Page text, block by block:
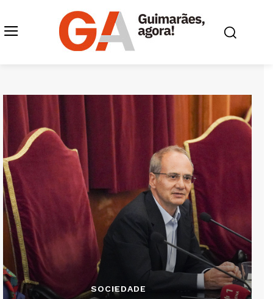
SOCIEDADE